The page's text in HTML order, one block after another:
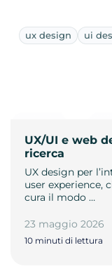
ux design ui
UX/UI e web
ricerca
UX design per
user experience,
cura il modo …
23 maggio 2026
10 minuti di lettura